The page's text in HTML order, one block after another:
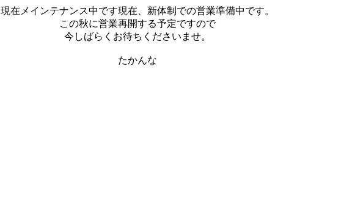
現在メインテナンス中です現在、新体制での営業準備中です。
この秋に営業再開する予定ですので
今しばらくお待ちくださいませ。
たかんな